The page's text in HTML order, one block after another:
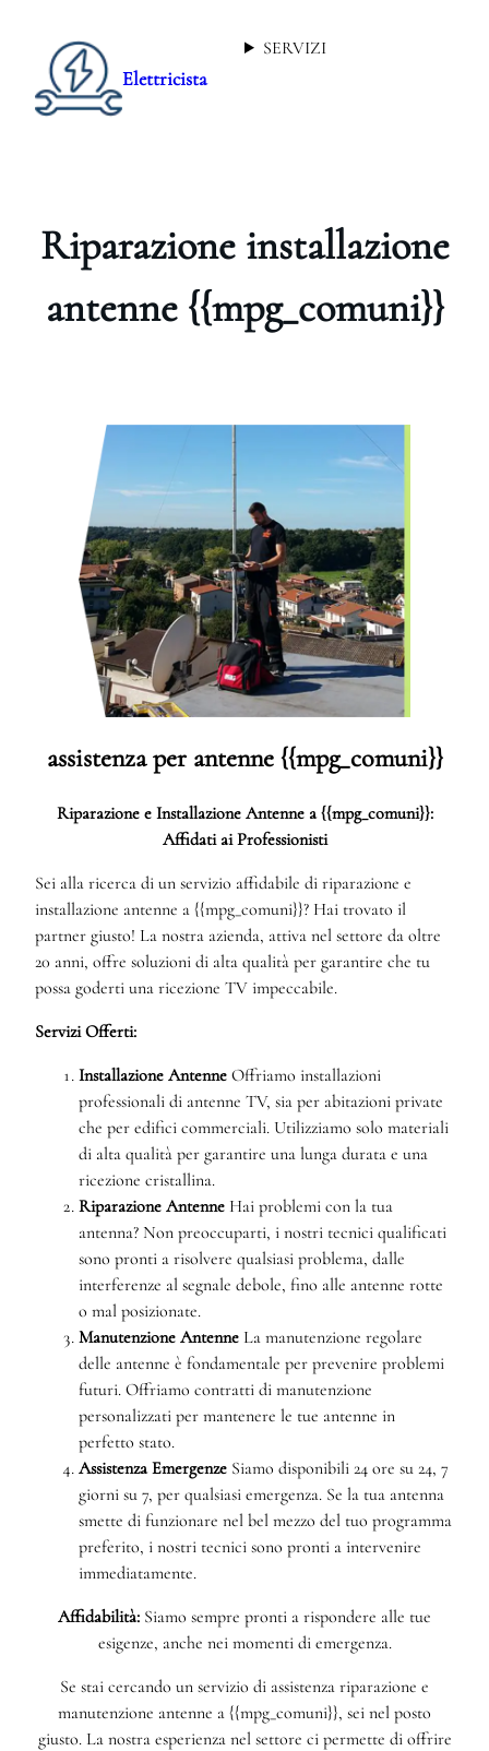
Elettricista
SERVIZI
Riparazione installazione
antenne {{mpg_comuni}}
assistenza per antenne {{mpg_comuni}}
Riparazione e Installazione Antenne a {{mpg_comuni}}:
Affidati ai Professionisti
Sei alla ricerca di un servizio affidabile di riparazione e
installazione antenne a {{mpg_comuni}}? Hai trovato il
partner giusto! La nostra azienda, attiva nel settore da oltre
20 anni, offre soluzioni di alta qualità per garantire che tu
possa goderti una ricezione TV impeccabile.
Servizi Offerti:
Installazione Antenne Offriamo installazioni
professionali di antenne TV, sia per abitazioni private
che per edifici commerciali. Utilizziamo solo materiali
di alta qualità per garantire una lunga durata e una
ricezione cristallina.
Riparazione Antenne Hai problemi con la tua
antenna? Non preoccuparti, i nostri tecnici qualificati
sono pronti a risolvere qualsiasi problema, dalle
interferenze al segnale debole, fino alle antenne rotte
o mal posizionate.
Manutenzione Antenne La manutenzione regolare
delle antenne è fondamentale per prevenire problemi
futuri. Offriamo contratti di manutenzione
personalizzati per mantenere le tue antenne in
perfetto stato.
Assistenza Emergenze Siamo disponibili 24 ore su 24, 7
giorni su 7, per qualsiasi emergenza. Se la tua antenna
smette di funzionare nel bel mezzo del tuo programma
preferito, i nostri tecnici sono pronti a intervenire
immediatamente.
Affidabilità: Siamo sempre pronti a rispondere alle tue
esigenze, anche nei momenti di emergenza.
Se stai cercando un servizio di assistenza riparazione e
manutenzione antenne a {{mpg_comuni}}, sei nel posto
giusto. La nostra esperienza nel settore ci permette di offrire